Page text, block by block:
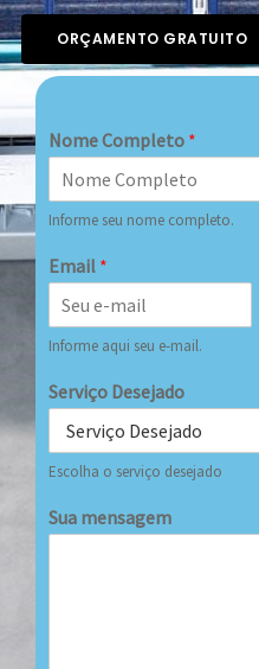
ORÇAMENTO GRATUITO
Nome Completo *
Informe seu nome completo.
Email *
Informe aqui seu e-mail.
Serviço Desejado
Escolha o serviço desejado
Sua mensagem